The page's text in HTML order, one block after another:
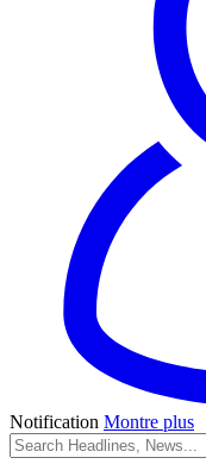
Notification Montre plus